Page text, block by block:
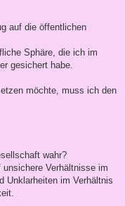
auf die öffentlichen
Sphäre, die ich im
gesichert habe.
möchte, muss ich den
wahr?
Verhältnisse im
Unklarheiten im Verhältnis